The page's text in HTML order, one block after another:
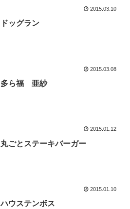
2015.03.10
ドッグラン
2015.03.08
多ら福 亜紗
2015.01.12
丸ごとステーキバーガー
2015.01.10
ハウステンボス